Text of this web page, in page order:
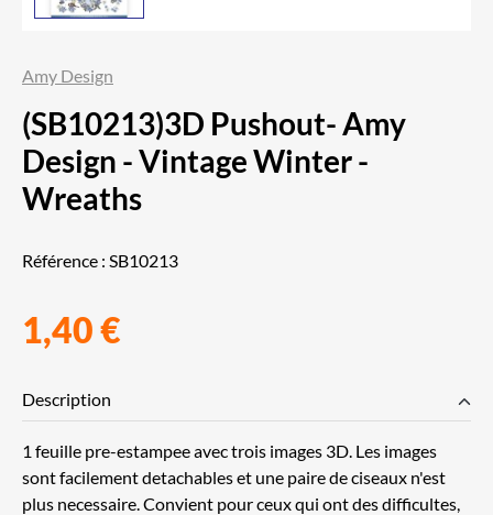
Amy Design
(SB10213)3D Pushout- Amy
Design - Vintage Winter -
Wreaths
Référence : SB10213
1,40 €
Description
1 feuille pre-estampee avec trois images 3D. Les images
sont facilement detachables et une paire de ciseaux n'est
plus necessaire. Convient pour ceux qui ont des difficultes,